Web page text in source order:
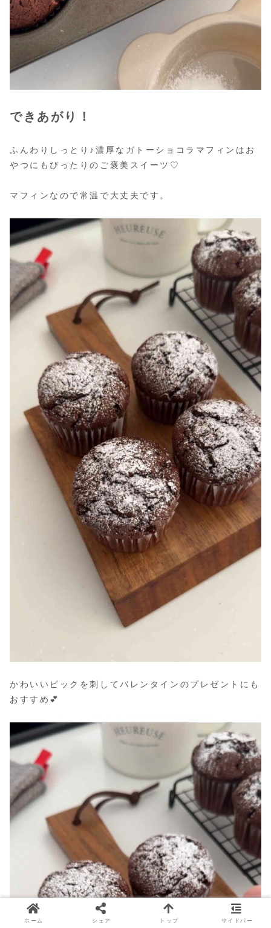
できあがり！
ふんわりしっとり♪濃厚なガトーショコラマフィンはお
やつにもぴったりのご褒美スイーツ♡
マフィンなので常温で大丈夫です。
かわいいピックを刺してバレンタインのプレゼントにも
おすすめ💕
ホーム シェア トップ サイドバー